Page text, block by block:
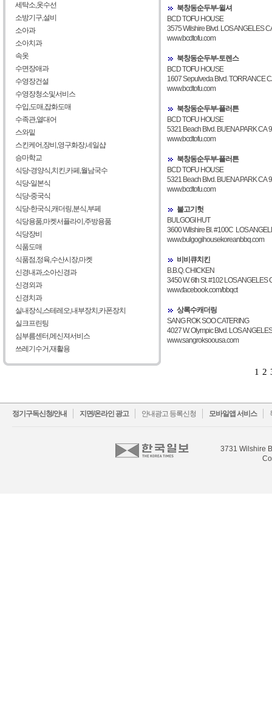
세탁소,옷수선
소방기구,설비
소아과
소아치과
속옷
수면장애과
수영장건설
수영장청소및서비스
수입,도매,잡화도매
수족관,열대어
스와밑
스킨케어,장비,영구화장,네일샵
승마학교
식당-경양식,치킨,카페,월남국수
식당-일본식
식당-중국식
식당-한국식,캐더링,분식,부페
식당용품,마켓서플라이,주방용품
식당장비
식품도매
식품점,정육,수산시장,마켓
신경내과,소아신경과
신경외과
신경치과
실내장식,스테레오,내부장치,카폰장치
실크프린팅
심부름센터,메신져서비스
쓰레기수거,재활용
북창동순두부-윌셔
BCD TOFU HOUSE
3575 Wilshire Blvd. LOS ANGELES
www.bcdtofu.com
북창동순두부-토렌스
BCD TOFU HOUSE
1607 Sepulveda Blvd. TORRANCE
www.bcdtofu.com
북창동순두부-플러튼
BCD TOFU HOUSE
5321 Beach Blvd. BUENA PARK CA
www.bcdtofu.com
북창동순두부-플러튼
BCD TOFU HOUSE
5321 Beach Blvd. BUENA PARK CA
www.bcdtofu.com
불고기헛
BULGOGI HUT
3600 Wilshire Bl. #100C LOS
www.bulgogihousekoreanbbq.com
비비큐치킨
B.B.Q. CHICKEN
3450 W. 6th St. #102 LOS ANGELES
www.facebook.com/bbqct
상록수캐더링
SANG ROK SOO CATERING
4027 W. Olympic Blvd. LOS
www.sangroksoousa.com
1 2
정기구독신청/안내 지면/온라인 광고 안내광고 등록신청 모바일앱 서비스
3731 Wilshire